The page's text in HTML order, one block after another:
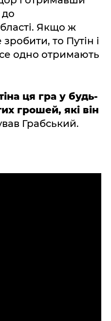
до
Якщо ж
то Путін і
одно отримають
ця гра у будь-
грошей, які він
Грабський.